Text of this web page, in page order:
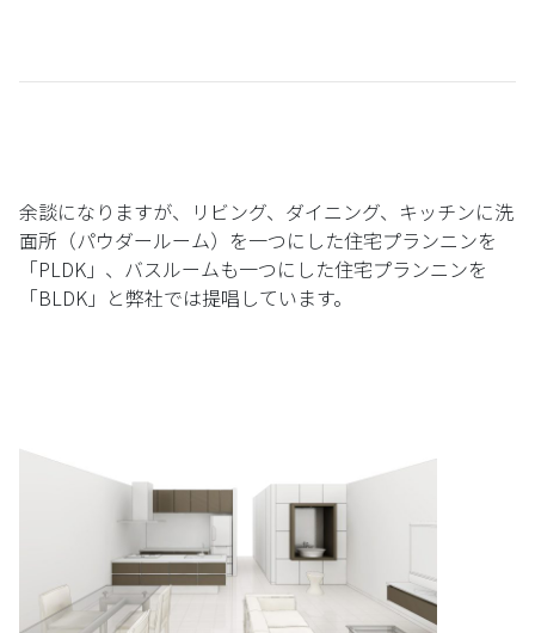
余談になりますが、リビング、ダイニング、キッチンに洗
面所（パウダールーム）を一つにした住宅プランニンを
「PLDK」、バスルームも一つにした住宅プランニンを
「BLDK」と弊社では提唱しています。